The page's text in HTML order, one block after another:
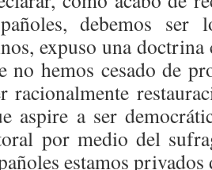
debemos ser
expuso una
no hemos cesado de
racionalmente
aspire a ser
por medio del
estamos privados